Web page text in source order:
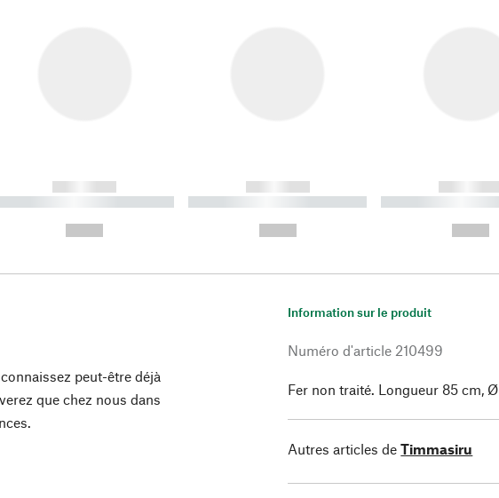
------------
----------- ----------
------------
----------- ----------- ----------
-----------
peut-être déjà
que chez nous dans
Information sur le produit
Numéro d'article 210499
Fer non traité. Longueur 85 cm,
Autres articles de Timmasiru